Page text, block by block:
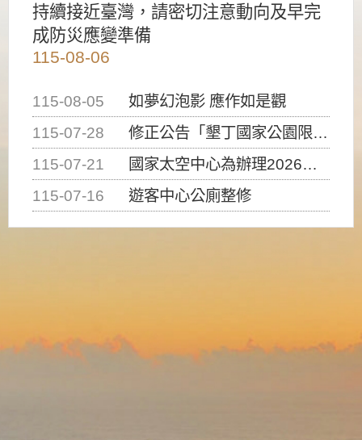
持續接近臺灣，請密切注意動向及早完
成防災應變準備
115-08-06
115-08-05
如夢幻泡影 應作如是觀
115-07-28
修正公告「墾丁國家公園限制水域遊憩活動之種類、範圍、時間及行為」，自即日生效。
115-07-21
國家太空中心為辦理2026台灣盃火箭競賽，陸、海、空域警戒及協調相關事宜，因颱風備案事宜
115-07-16
遊客中心公廁整修